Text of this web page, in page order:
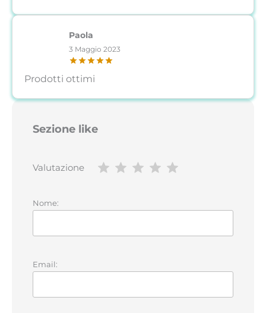
Paola
3 Maggio 2023
Prodotti ottimi
Sezione like
Valutazione
Nome:
Email: